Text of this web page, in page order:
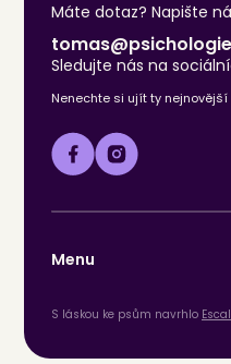
Máte dotaz? Napište
Sledujte nás na
Nenechte si ujít ty
Menu
S láskou ke psům navrhlo